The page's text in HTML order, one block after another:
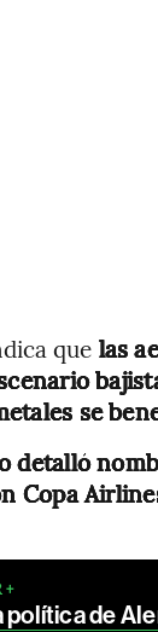
que las
se
detalló
Copa
+
política de